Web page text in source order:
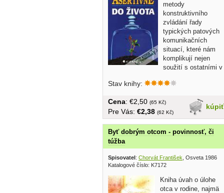
metody
konstruktivního
zvládání řady
typických patových
komunikačních
situací, které nám
komplikují nejen
soužití s ostatními v
Stav knihy:
kúpiť
Cena: €2,50 (65 Kč)
Pre Vás: €2,38 (62 Kč)
Byť dobrým otcom - povinnosť, či
túžba
Spisovatel: Chorvát František , Osveta 1986
Katalogové číslo: K7172
Kniha úvah o úlohe
otca v rodine, najmä